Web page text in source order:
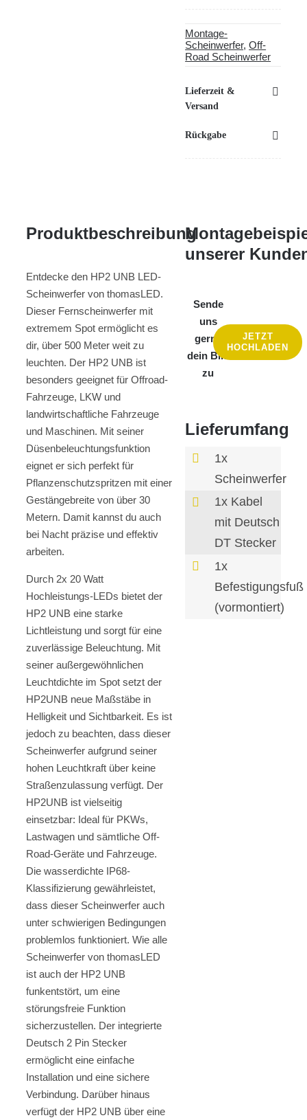
Montage-
Scheinwerfer,Off-
Road Scheinwerfer
Lieferzeit &
Versand
Rückgabe
Produktbeschreibung
Entdecke den HP2 UNB LED-
Scheinwerfer von thomasLED.
Dieser Fernscheinwerfer mit
extremem Spot ermöglicht es
dir, über 500 Meter weit zu
leuchten. Der HP2 UNB ist
besonders geeignet für Offroad-
Fahrzeuge, LKW und
landwirtschaftliche Fahrzeuge
und Maschinen. Mit seiner
Düsenbeleuchtungsfunktion
eignet er sich perfekt für
Pflanzenschutzspritzen mit einer
Gestängebreite von über 30
Metern. Damit kannst du auch
bei Nacht präzise und effektiv
arbeiten.
Durch 2x 20 Watt
Hochleistungs-LEDs bietet der
HP2 UNB eine starke
Lichtleistung und sorgt für eine
zuverlässige Beleuchtung. Mit
seiner außergewöhnlichen
Leuchtdichte im Spot setzt der
HP2UNB neue Maßstäbe in
Helligkeit und Sichtbarkeit. Es ist
jedoch zu beachten, dass dieser
Scheinwerfer aufgrund seiner
hohen Leuchtkraft über keine
Straßenzulassung verfügt. Der
HP2UNB ist vielseitig
einsetzbar: Ideal für PKWs,
Lastwagen und sämtliche Off-
Road-Geräte und Fahrzeuge.
Die wasserdichte IP68-
Klassifizierung gewährleistet,
dass dieser Scheinwerfer auch
unter schwierigen Bedingungen
problemlos funktioniert. Wie alle
Scheinwerfer von thomasLED
ist auch der HP2 UNB
funkentstört, um eine
störungsfreie Funktion
sicherzustellen. Der integrierte
Deutsch 2 Pin Stecker
ermöglicht eine einfache
Installation und eine sichere
Verbindung. Darüber hinaus
verfügt der HP2 UNB über eine
unserer
Sende
uns
gerne
dein Bild
zu
JETZT
HOCHLADEN
Lieferumfang
1x
Scheinwerfer
1x Kabel
mit Deutsch
DT Stecker
1x
Befestigungsfuß
(vormontiert)